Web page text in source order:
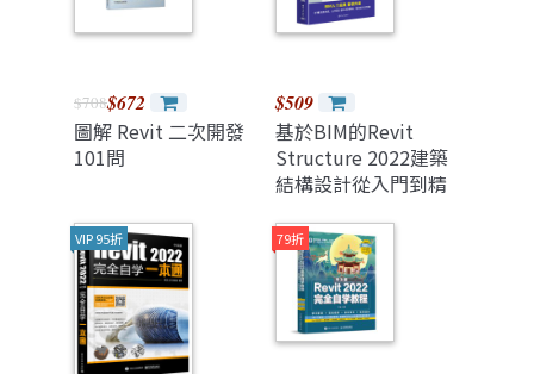
$708$672
圖解 Revit 二次開發
101問
$509
基於BIM的Revit
Structure 2022建築
結構設計從入門到精
VIP 95折 79折